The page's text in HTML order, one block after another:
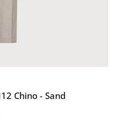
Chino - Sand